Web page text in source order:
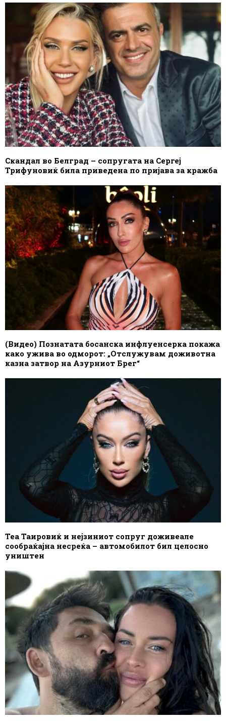
Скандал во Белград – сопругата на Сергеј
Трифуновиќ била приведена по пријава за кражба
(Видео) Познатата босанска инфлуенсерка покажа
како ужива во одморот: „Отслужувам доживотна
казна затвор на Азурниот Брег“
Теа Таировиќ и нејзиниот сопруг доживеале
сообраќајна несреќа – автомобилот бил целосно
уништен